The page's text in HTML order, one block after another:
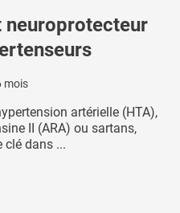
neuroprotecteur
mois
artérielle (HTA),
II (ARA) ou sartans,
clé dans ...